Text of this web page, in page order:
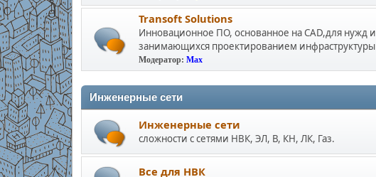
Transoft Solutions
Инновационное ПО, основанное на CAD,для нужд
занимающихся проектированием инфраструктуры
Модератор: Max
Инженерные сети
Инженерные сети
сложности с сетями НВК, ЭЛ, В, КН, ЛК, Газ.
Все для НВК